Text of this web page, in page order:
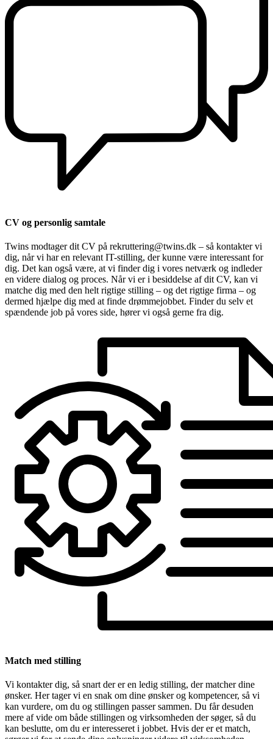
CV og personlig samtale
Twins modtager dit CV på rekruttering@twins.dk – så kontakter vi
dig, når vi har en relevant IT-stilling, der kunne være interessant for
dig. Det kan også være, at vi finder dig i vores netværk og indleder
en videre dialog og proces. Når vi er i besiddelse af dit CV, kan vi
matche dig med den helt rigtige stilling – og det rigtige firma – og
dermed hjælpe dig med at finde drømmejobbet. Finder du selv et
spændende job på vores side, hører vi også gerne fra dig.
Match med stilling
Vi kontakter dig, så snart der er en ledig stilling, der matcher dine
ønsker. Her tager vi en snak om dine ønsker og kompetencer, så vi
kan vurdere, om du og stillingen passer sammen. Du får desuden
mere af vide om både stillingen og virksomheden der søger, så du
kan beslutte, om du er interesseret i jobbet. Hvis der er et match,